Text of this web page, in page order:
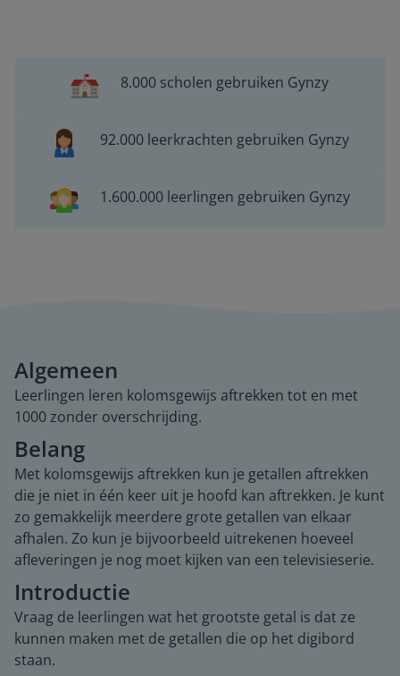
8.000 scholen gebruiken Gynzy
92.000 leerkrachten gebruiken Gynzy
1.600.000 leerlingen gebruiken Gynzy
Algemeen
Leerlingen leren kolomsgewijs aftrekken tot en met
1000 zonder overschrijding.
Belang
Met kolomsgewijs aftrekken kun je getallen aftrekken
die je niet in één keer uit je hoofd kan aftrekken. Je kunt
zo gemakkelijk meerdere grote getallen van elkaar
afhalen. Zo kun je bijvoorbeeld uitrekenen hoeveel
afleveringen je nog moet kijken van een televisieserie.
Introductie
Vraag de leerlingen wat het grootste getal is dat ze
kunnen maken met de getallen die op het digibord
staan.